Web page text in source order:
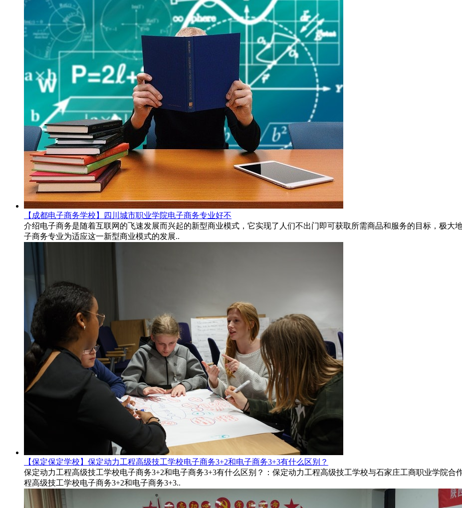
【成都电子商务学校】四川城市职业学院电子商务专业好不
介绍电子商务是随着互联网的飞速发展而兴起的新型商业模式，它实现了人们不出门即可获取所需商品和服务的目标，极大
子商务专业为适应这一新型商业模式的发展..
【保定保定学校】保定动力工程高级技工学校电子商务3+2和电子商务3+3有什么区别？
保定动力工程高级技工学校电子商务3+2和电子商务3+3有什么区别？：保定动力工程高级技工学校与石家庄工商职业学院合
程高级技工学校电子商务3+2和电子商务3+3..